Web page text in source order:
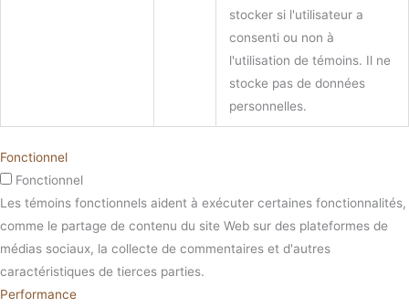
stocker si l'utilisateur a
consenti ou non à
l'utilisation de témoins. Il ne
stocke pas de données
personnelles.
Fonctionnel
Fonctionnel
Les témoins fonctionnels aident à exécuter certaines fonctionnalités,
comme le partage de contenu du site Web sur des plateformes de
médias sociaux, la collecte de commentaires et d'autres
caractéristiques de tierces parties.
Performance